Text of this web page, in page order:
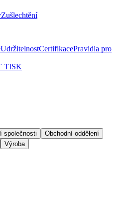
Zušlechtění
UdržitelnostCertifikacePravidla pro
TISK
společnosti
Obchodní oddělení
Výroba